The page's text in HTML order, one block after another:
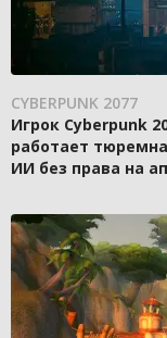
CYBERPUNK 2077
Игрок Cyberpunk
работает
ИИ без права на